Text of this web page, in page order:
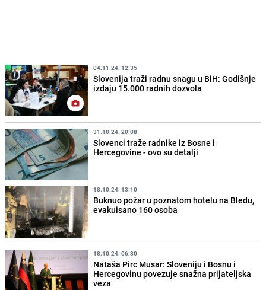
04.11.24. 12:35
Slovenija traži radnu snagu u BiH: Godišnje
izdaju 15.000 radnih dozvola
31.10.24. 20:08
Slovenci traže radnike iz Bosne i
Hercegovine - ovo su detalji
18.10.24. 13:10
Buknuo požar u poznatom hotelu na Bledu,
evakuisano 160 osoba
18.10.24. 06:30
Nataša Pirc Musar: Sloveniju i Bosnu i
Hercegovinu povezuje snažna prijateljska
veza